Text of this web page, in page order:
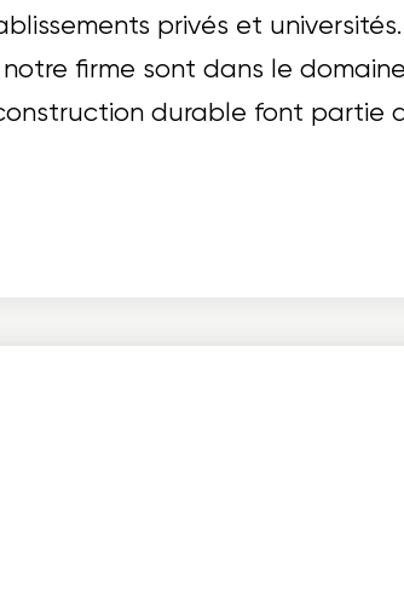
privés et
notre firme sont dans le
durable font partie